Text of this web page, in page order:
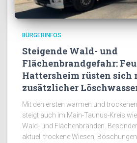
BÜRGERINFOS
Steigende Wald- und
Flächenbrandgefahr:
Hattersheim rüsten sich
zusätzlicher
Mit den ersten warmen und
steigt auch im Main-Taunus-Kreis
Wald- und Flächenbränden.
aktuell trockene Wiesen,